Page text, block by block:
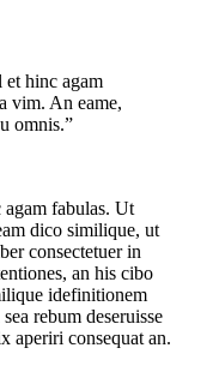
et hinc agam
vim. An eame,
omnis.”
fabulas. Ut
dico similique, ut
consectetuer in
an his cibo
idefinitionem
rebum deseruisse
aperiri consequat an.